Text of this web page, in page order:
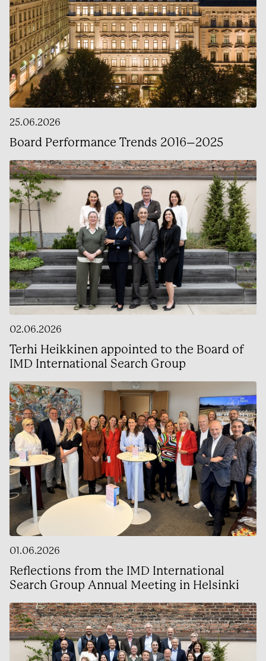
25.06.2026
Board Performance Trends 2016–2025
02.06.2026
Terhi Heikkinen appointed to the Board of
IMD International Search Group
01.06.2026
Reflections from the IMD International
Search Group Annual Meeting in Helsinki